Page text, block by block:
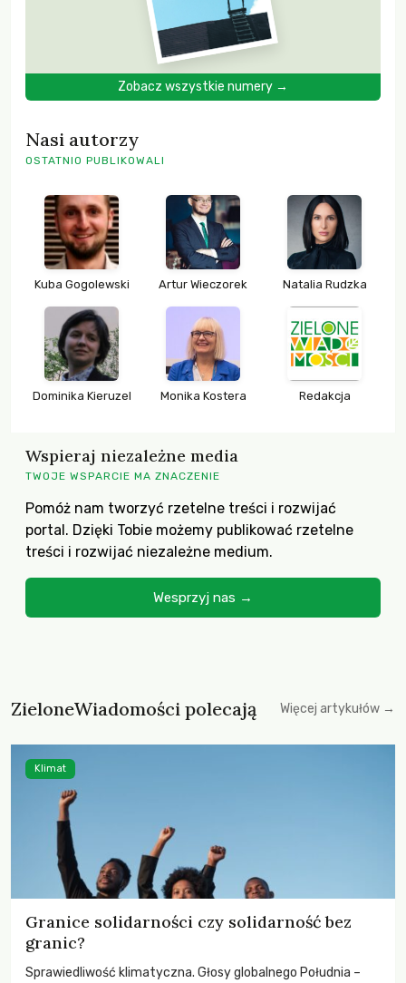
Zobacz wszystkie numery →
Nasi autorzy
OSTATNIO PUBLIKOWALI
Kuba Gogolewski Artur Wieczorek Natalia Rudzka
Dominika Kieruzel Monika Kostera Redakcja
Wspieraj niezależne media
TWOJE WSPARCIE MA ZNACZENIE
Pomóż nam tworzyć rzetelne treści i rozwijać
portal. Dzięki Tobie możemy publikować rzetelne
treści i rozwijać niezależne medium.
Wesprzyj nas →
ZieloneWiadomości polecają Więcej artykułów →
Granice solidarności czy solidarność bez
granic?
Sprawiedliwość klimatyczna. Głosy globalnego Południa –
Klimat